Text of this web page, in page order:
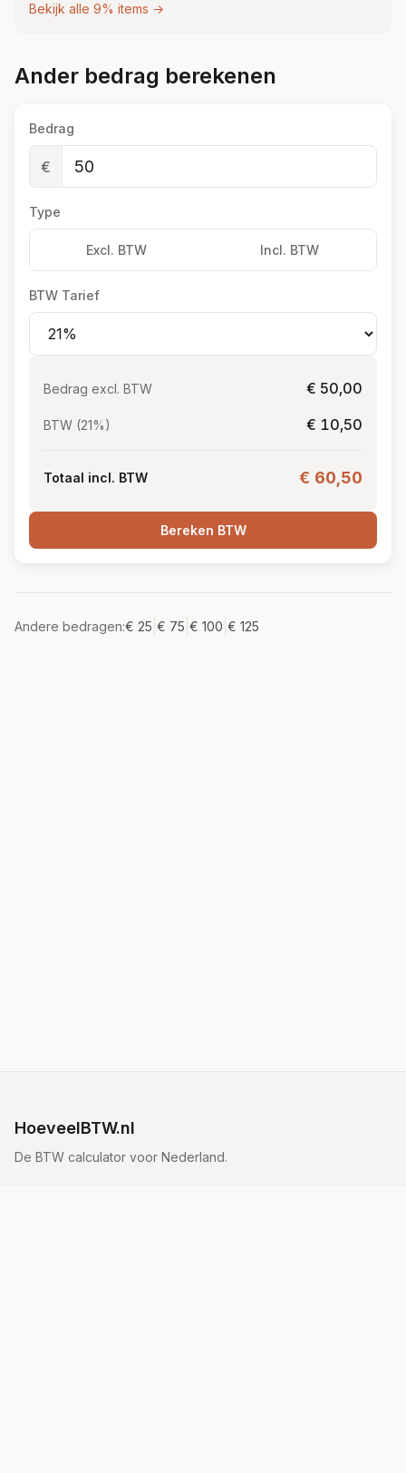
Bekijk alle 9% items →
Ander bedrag berekenen
Bedrag
€
Type
Excl. BTW Incl. BTW
BTW Tarief
Bedrag excl. BTW € 50,00
BTW (21%) € 10,50
Totaal incl. BTW € 60,50
Bereken BTW
Andere bedragen:€ 25 € 75 € 100 € 125
HoeveelBTW.nl
De BTW calculator voor Nederland.